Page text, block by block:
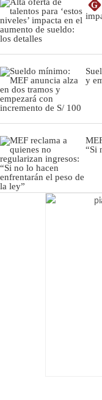
G
y
“Si